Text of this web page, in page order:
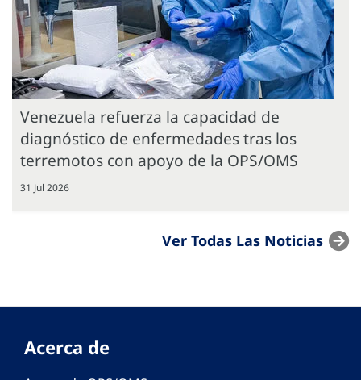
Venezuela refuerza la capacidad de
diagnóstico de enfermedades tras los
terremotos con apoyo de la OPS/OMS
31 Jul 2026
Ver Todas Las Noticias
Acerca de